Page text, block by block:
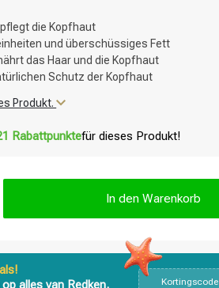
die Kopfhaut
und überschüssiges Fett
das Haar und die Kopfhaut
Schutz der Kopfhaut
Produkt.
Rabattpunktefür dieses Produkt!
In den Warenkorb
alles van Redken,
Kortingscode